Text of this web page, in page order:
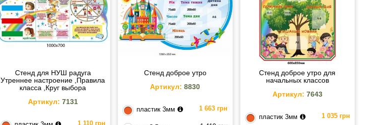
Стенд для НУШ радуга
Утреннее настроение ,Правила
класса ,Круг выбора
Артикул: 7131
1 110 грн
Стенд доброе утро
Артикул: 8830
пластик 3мм 1 663 грн
Стенд доброе утро для
начальных классов
Артикул: 7643
пластик 3мм 1 035 грн